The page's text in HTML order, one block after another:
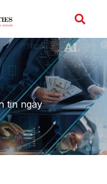
tin ngày